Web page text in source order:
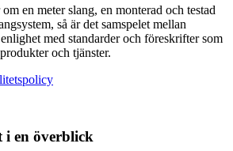
en meter slang, en monterad och testad
så är det samspelet mellan
med standarder och föreskrifter som
och tjänster.
i en överblick